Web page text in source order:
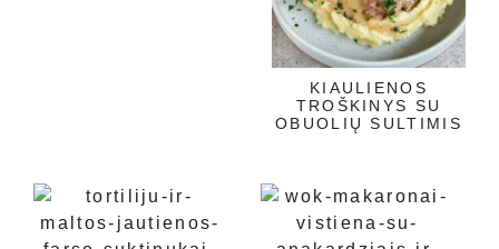
KIAULIENOS
TROŠKINYS SU
OBUOLIŲ SULTIMIS